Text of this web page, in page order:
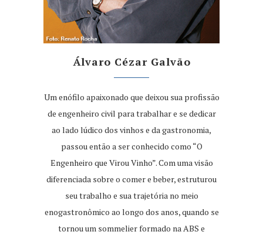
Álvaro Cézar Galvão
Um enófilo apaixonado que deixou sua profissão
de engenheiro civil para trabalhar e se dedicar
ao lado lúdico dos vinhos e da gastronomia,
passou então a ser conhecido como “O
Engenheiro que Virou Vinho”. Com uma visão
diferenciada sobre o comer e beber, estruturou
seu trabalho e sua trajetória no meio
enogastronômico ao longo dos anos, quando se
tornou um sommelier formado na ABS e